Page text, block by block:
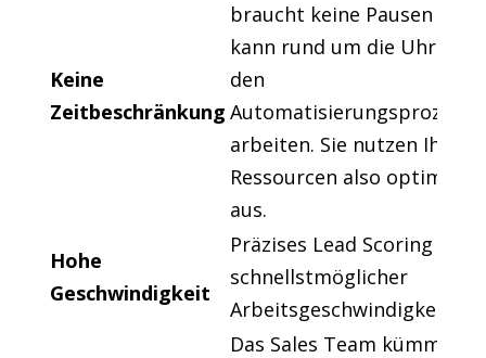
Keine
Zeitbeschränkung
braucht keine Pausen und
kann rund um die Uhr an
den
arbeiten. Sie nutzen Ihre
Ressourcen also optimal
aus.
Hohe
Geschwindigkeit
Präzises Lead Scoring in
schnellstmöglicher
Arbeitsgeschwindigkeit.
Das Sales Team kümmert